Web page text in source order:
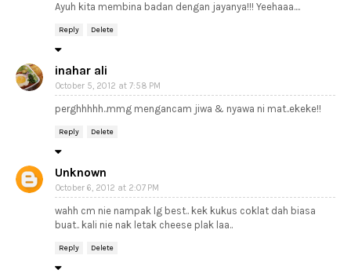
Ayuh kita membina badan dengan jayanya!!! Yeehaaa....
Reply Delete
inahar ali
October 5, 2012 at 7:58 PM
perghhhhh..mmg mengancam jiwa & nyawa ni mat..ekeke!!
Reply Delete
Unknown
October 6, 2012 at 2:07 PM
wahh cm nie nampak lg best.. kek kukus coklat dah biasa
buat.. kali nie nak letak cheese plak laa..
Reply Delete